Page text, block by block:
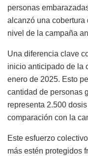
personas
alcanzó una
nivel de la campaña
Una diferencia clave
inicio anticipado de la
enero de 2025. Esto
cantidad de personas
representa 2.500
comparación con la
Este esfuerzo
más estén protegidos